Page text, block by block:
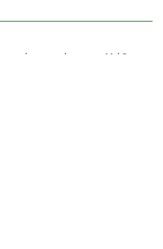
Γεωργίας της Ελλάδας